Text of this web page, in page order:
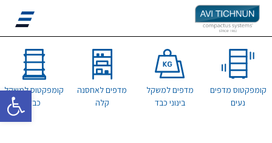
פתח
קומפקטוס מדפים
נעים
מדפים למשקל
בינוני כבד
מדפים לאחסנה
קלה
קומפקטוס למשקל
כבד